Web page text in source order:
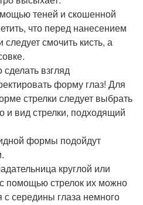
теней и скошенной
что перед нанесением
смочить кисть, а
взгляд
форму глаз! Для
стрелки следует выбрать
и вид стрелки, подходящий
формы подойдут
круглой или
помощью стрелок их можно
с середины глаза немного